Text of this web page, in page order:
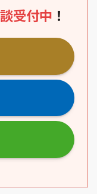
受付中 ！